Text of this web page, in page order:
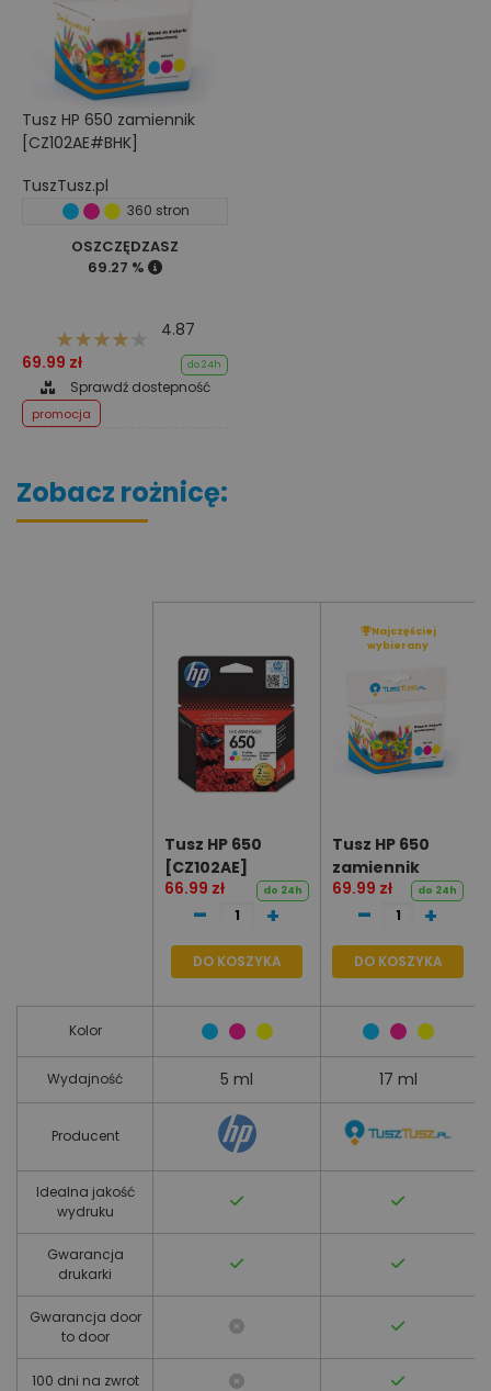
Tusz HP 650 zamiennik
[CZ102AE#BHK]
TuszTusz.pl
360 stron
OSZCZĘDZASZ
69.27 %
4.87
69.99 zł
do 24h
Sprawdź dostepność
promocja
Zobacz rożnicę:
Tusz HP 650
[CZ102AE]
66.99 zł
do 24h
- +
DO KOSZYKA
Najczęściej
wybierany
Tusz HP 650
zamiennik
[CZ102AE#BHK]
69.99 zł do 24h
- +
DO KOSZYKA
Kolor
Wydajność 5 ml 17 ml
Producent
Idealna jakość
wydruku
Gwarancja
drukarki
Gwarancja door
to door
100 dni na zwrot